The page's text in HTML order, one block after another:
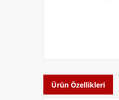
Ürün Özellikleri